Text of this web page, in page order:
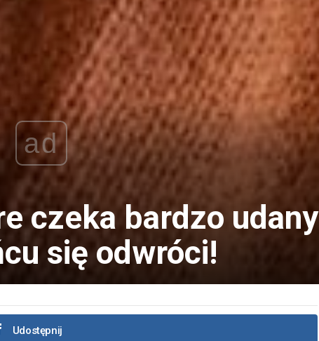
ad
czeka bardzo udany
się odwróci!
Udostępnij